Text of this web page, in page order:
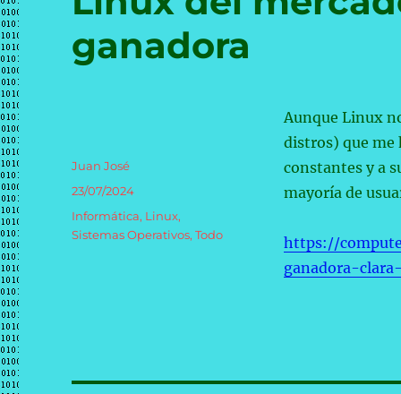
ganadora
Aunque Linux
distros) que me
constantes y a
mayoría de
https://
ganadora-
Autor
Juan José
Publicado
23/07/2024
Categorías
Informática, Linux,
Sistemas Operativos,Todo